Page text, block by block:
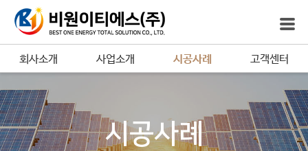
회사소개 사업소개 시공사례 고객센터
시공사례